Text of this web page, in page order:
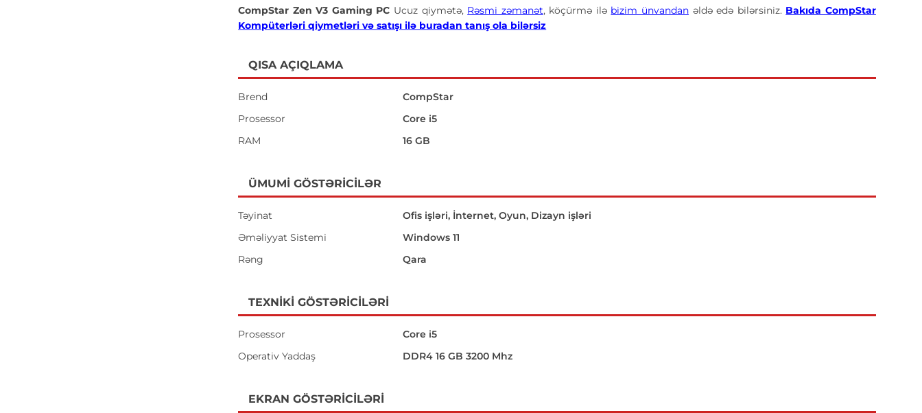
CompStar Zen V3 Gaming PC Ucuz qiymətə, Rəsmi zəmanət, köçürmə ilə bizim ünvandan əldə edə bilərsiniz. Bakıda CompStar
Kompüterləri qiymetləri və satışı ilə buradan tanış ola bilərsiz
QISA AÇIQLAMA
Brend
CompStar
Prosessor
Core i5
RAM
16 GB
ÜMUMI GÖSTƏRICILƏR
Təyinat
Ofis işləri, İnternet, Oyun, Dizayn işləri
Əməliyyat Sistemi
Windows 11
Rəng
Qara
TEXNIKI GÖSTƏRICILƏRI
Prosessor
Core i5
Operativ Yaddaş
DDR4 16 GB 3200 Mhz
EKRAN GÖSTƏRICILƏRI